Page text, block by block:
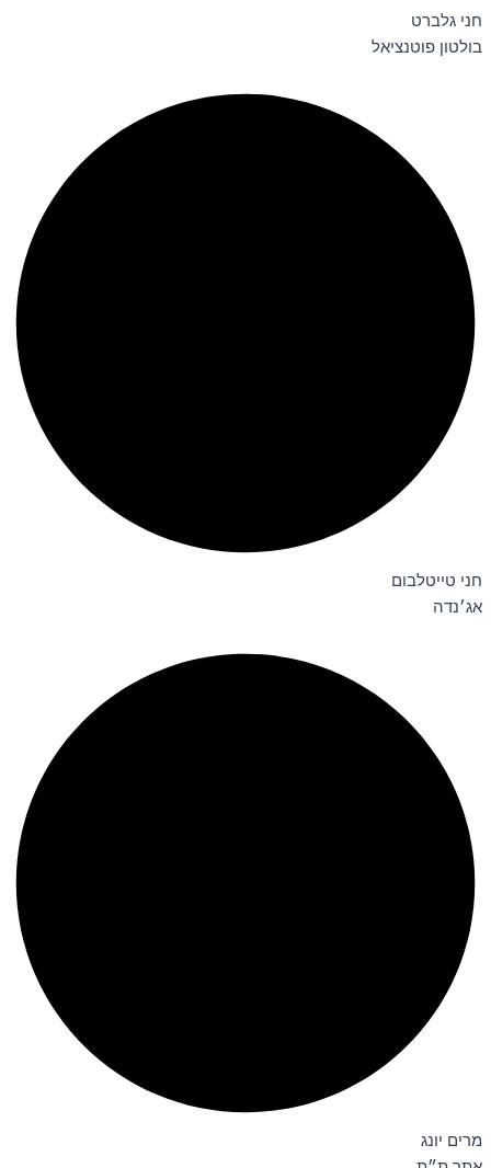
חני גלברט
בולטון פוטנציאל
חני טייטלבום
אג׳נדה
מרים יונג